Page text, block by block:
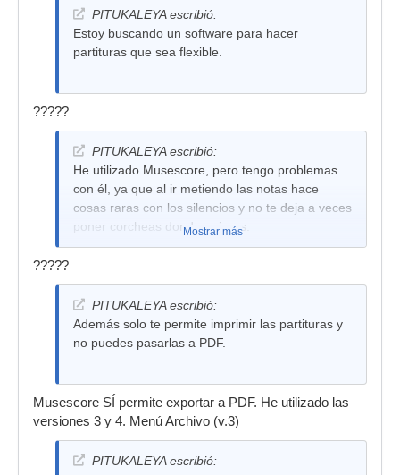
PITUKALEYA escribió:
Estoy buscando un software para hacer
partituras que sea flexible.
?????
PITUKALEYA escribió:
He utilizado Musescore, pero tengo problemas
con él, ya que al ir metiendo las notas hace
cosas raras con los silencios y no te deja a veces
poner corcheas donde quieres.
Mostrar más
?????
PITUKALEYA escribió:
Además solo te permite imprimir las partituras y
no puedes pasarlas a PDF.
Musescore SÍ permite exportar a PDF. He utilizado las
versiones 3 y 4. Menú Archivo (v.3)
PITUKALEYA escribió: